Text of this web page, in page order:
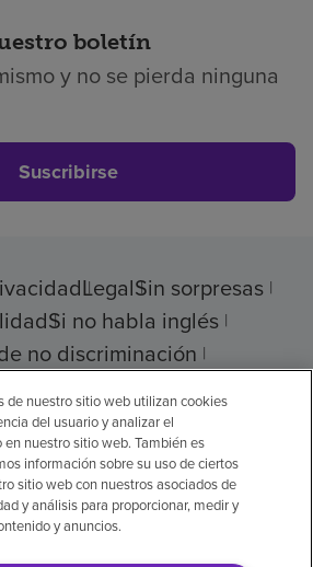
boletín
y no se pierda ninguna
Suscribirse
LegalSin sorpresas
Si no habla inglés
no discriminación
de los proveedores
Health Corporation
de cookies
de nuestro sitio web utilizan cookies
del usuario y analizar el
nuestro sitio web. También es
información sobre su uso de ciertos
sitio web con nuestros asociados de
y análisis para proporcionar, medir y
y anuncios.